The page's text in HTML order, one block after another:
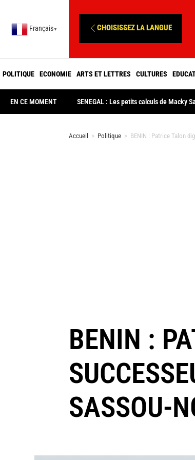
Français ▼ CHOISISSEZ LA LANGUE
POLITIQUE ECONOMIE ARTS ET LETTRES CULTURES
EN CE MOMENT SENEGAL : Les petits calculs de Macky Sall
Accueil > Politique > BENIN : Patrice Talon
BENIN :
SASSOU-